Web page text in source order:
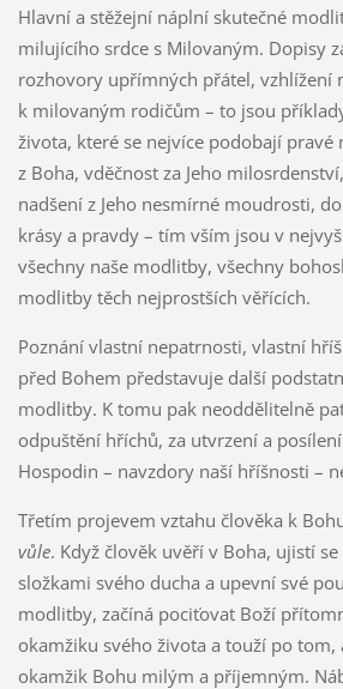
Hlavní a stěžejní náplní skutečné
milujícího srdce s Milovaným. Dopisy
rozhovory upřímných přátel, vzhlížení
k milovaným rodičům – to jsou
života, které se nejvíce podobají pravé
z Boha, vděčnost za Jeho
nadšení z Jeho nesmírné moudrosti,
krásy a pravdy – tím vším jsou v
všechny naše modlitby, všechny
modlitby těch nejprostších věřících.
Poznání vlastní nepatrnosti, vlastní
před Bohem představuje další
modlitby. K tomu pak neoddělitelně
odpuštění hříchů, za utvrzení a
Hospodin – navzdory naší hříšnosti –
Třetím projevem vztahu člověka k
vůle. Když člověk uvěří v Boha, ujistí
složkami svého ducha a upevní své
modlitby, začíná pociťovat Boží
okamžiku svého života a touží po
okamžik Bohu milým a příjemným.